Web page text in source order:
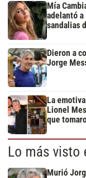
Mía
adelantó
sandalias
Dieron a
Jorge
La
Lionel
que
Lo más visto
Murió